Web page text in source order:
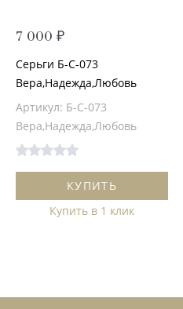
7 000 ₽
Серьги Б-С-073
Вера,Надежда,Любовь
Артикул: Б-С-073
Вера,Надежда,Любовь
КУПИТЬ
Купить в 1 клик